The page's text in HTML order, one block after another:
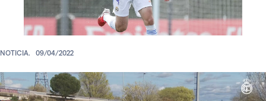
NOTICIA. 09/04/2022